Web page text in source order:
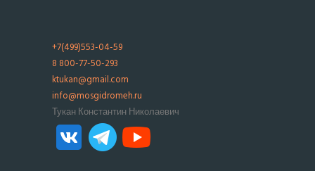
Втулка
защитная
+7(499)553-04-59
8 800-77-50-293
ktukan@gmail.com
info@mosgidromeh.ru
Тукан Константин Николаевич